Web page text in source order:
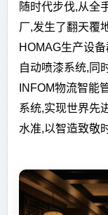
随时代步伐,从全
厂,发生了翻天覆
HOMAG生产设
自动喷漆系统,同
INFOM物流智能
系统,实现世界先
水准,以智造致敬